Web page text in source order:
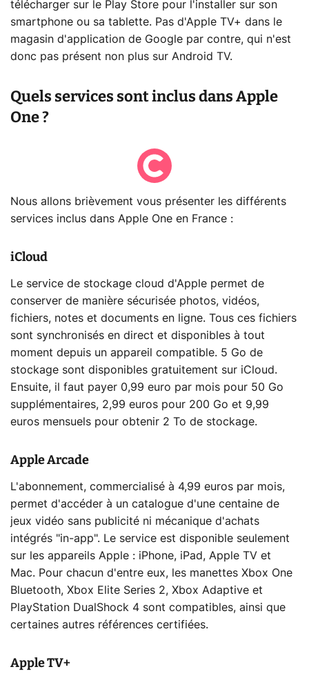
télécharger sur le Play Store pour l'installer sur son
smartphone ou sa tablette. Pas d'Apple TV+ dans le
magasin d'application de Google par contre, qui n'est
donc pas présent non plus sur Android TV.
Quels services sont inclus dans Apple
One ?
Nous allons brièvement vous présenter les différents
services inclus dans Apple One en France :
iCloud
Le service de stockage cloud d'Apple permet de
conserver de manière sécurisée photos, vidéos,
fichiers, notes et documents en ligne. Tous ces fichiers
sont synchronisés en direct et disponibles à tout
moment depuis un appareil compatible. 5 Go de
stockage sont disponibles gratuitement sur iCloud.
Ensuite, il faut payer 0,99 euro par mois pour 50 Go
supplémentaires, 2,99 euros pour 200 Go et 9,99
euros mensuels pour obtenir 2 To de stockage.
Apple Arcade
L'abonnement, commercialisé à 4,99 euros par mois,
permet d'accéder à un catalogue d'une centaine de
jeux vidéo sans publicité ni mécanique d'achats
intégrés "in-app". Le service est disponible seulement
sur les appareils Apple : iPhone, iPad, Apple TV et
Mac. Pour chacun d'entre eux, les manettes Xbox One
Bluetooth, Xbox Elite Series 2, Xbox Adaptive et
PlayStation DualShock 4 sont compatibles, ainsi que
certaines autres références certifiées.
Apple TV+